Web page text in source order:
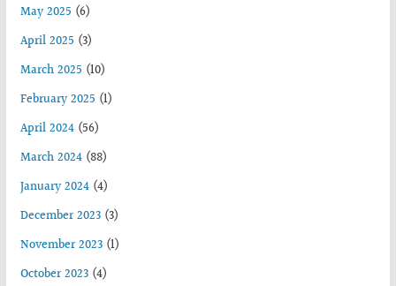
May 2025 (6)
April 2025 (3)
March 2025 (10)
February 2025 (1)
April 2024(56)
March 2024(88)
January 2024(4)
December 2023(3)
November 2023(1)
October 2023(4)